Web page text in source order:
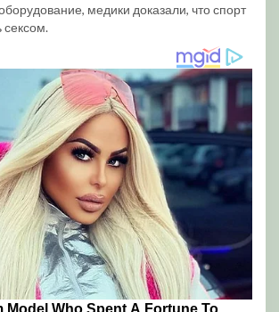
медики доказали, что спорт
сексом.